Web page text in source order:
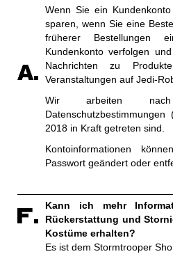
Wenn Sie ein
sparen, wenn Sie eine
früherer Bestellungen
Kundenkonto verfolgen
Nachrichten zu
Veranstaltungen auf Jedi-
Wir arbeiten
2018 in Kraft getreten sind.
Kontoinformationen
Passwort geändert oder
Kann ich mehr
Rückerstattung und
Kostüme erhalten?
Es ist dem Stormtrooper